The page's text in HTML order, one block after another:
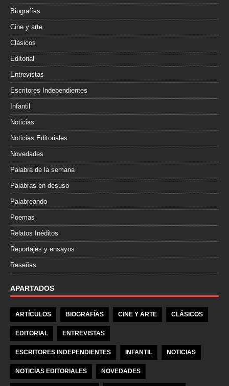
Biografías
Cine y arte
Clásicos
Editorial
Entrevistas
Escritores Independientes
Infantil
Noticias
Noticias Editoriales
Novedades
Palabra de la semana
Palabras en desuso
Palabreando
Poemas
Relatos Inéditos
Reportajes y ensayos
Reseñas
APARTADOS
ARTÍCULOS BIOGRAFÍAS CINE Y ARTE CLÁSICOS
EDITORIAL ENTREVISTAS
ESCRITORES INDEPENDIENTES INFANTIL NOTICIAS
NOTICIAS EDITORIALES NOVEDADES